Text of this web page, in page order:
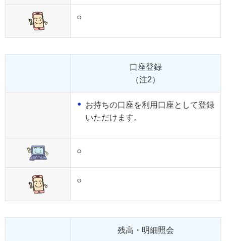
○
口座登録
（注2）
お持ちの口座を利用口座として登録
いただけます。
○
○
残高・明細照会